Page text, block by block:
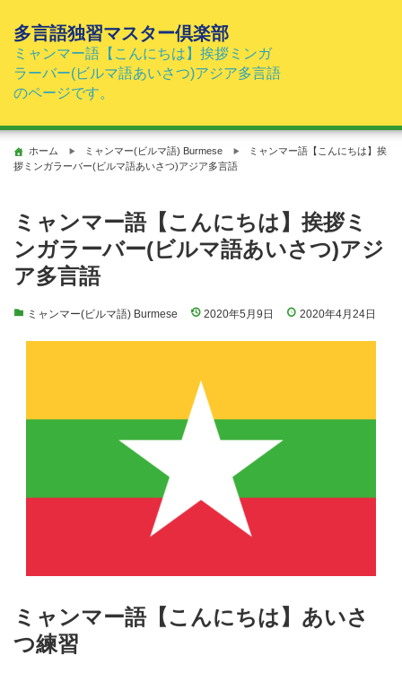
ス
多言語独習マスター倶楽部
ミャンマー語【こんにちは】挨拶ミンガ
ラーバー(ビルマ語あいさつ)アジア多言語
のページです。
ホーム ミャンマー(ビルマ語) Burmese
ミャンマー語【こんにちは】挨
拶ミンガラーバー(ビルマ語あいさつ)アジア多言語
ミャンマー語【こんにちは】挨拶ミ
ンガラーバー(ビルマ語あいさつ)アジ
ア多言語
ミャンマー(ビルマ語) Burmese 2020年5月9日 2020年4月24日
ミャンマー語【こんにちは】あいさ
つ練習